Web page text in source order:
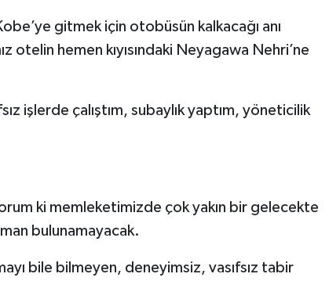
gitmek için otobüsün kalkacağı anı
otelin hemen kıyısındaki Neyagawa Nehri’ne
işlerde çalıştım, subaylık yaptım, yöneticilik
ki memleketimizde çok yakın bir gelecekte
bulunamayacak.
bile bilmeyen, deneyimsiz, vasıfsız tabir